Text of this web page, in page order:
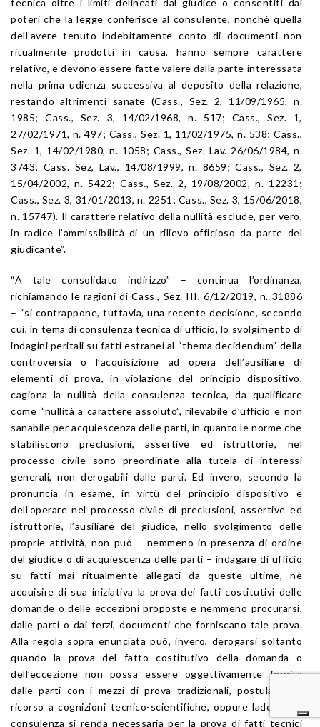
poteri che la legge conferisce al consulente, nonchè quella
dell’avere tenuto indebitamente conto di documenti non
ritualmente prodotti in causa, hanno sempre carattere
relativo, e devono essere fatte valere dalla parte interessata
nella prima udienza successiva al deposito della relazione,
restando altrimenti sanate (Cass., Sez. 2, 11/09/1965, n.
1985; Cass., Sez. 3, 14/02/1968, n. 517; Cass., Sez. 1,
27/02/1971, n. 497; Cass., Sez. 1, 11/02/1975, n. 538; Cass.,
Sez. 1, 14/02/1980, n. 1058; Cass., Sez. Lav. 26/06/1984, n.
3743; Cass. Sez, Lav., 14/08/1999, n. 8659; Cass., Sez. 2,
15/04/2002, n. 5422; Cass., Sez. 2, 19/08/2002, n. 12231;
Cass., Sez. 3, 31/01/2013, n. 2251; Cass., Sez. 3, 15/06/2018,
n. 15747). Il carattere relativo della nullità esclude, per vero,
in radice l’ammissibilità di un rilievo officioso da parte del
giudicante”.
“A tale consolidato indirizzo” – continua l’ordinanza,
richiamando le ragioni di Cass., Sez. III, 6/12/2019, n. 31886
– “si contrappone, tuttavia, una recente decisione, secondo
cui, in tema di consulenza tecnica di ufficio, lo svolgimento di
indagini peritali su fatti estranei al “thema decidendum” della
controversia o l’acquisizione ad opera dell’ausiliare di
elementi di prova, in violazione del principio dispositivo,
cagiona la nullità della consulenza tecnica, da qualificare
come “nullità a carattere assoluto”, rilevabile d’ufficio e non
sanabile per acquiescenza delle parti, in quanto le norme che
stabiliscono preclusioni, assertive ed istruttorie, nel
processo civile sono preordinate alla tutela di interessi
generali, non derogabili dalle parti. Ed invero, secondo la
pronuncia in esame, in virtù del principio dispositivo e
dell’operare nel processo civile di preclusioni, assertive ed
istruttorie, l’ausiliare del giudice, nello svolgimento delle
proprie attività, non può – nemmeno in presenza di ordine
del giudice o di acquiescenza delle parti – indagare di ufficio
su fatti mai ritualmente allegati da queste ultime, nè
acquisire di sua iniziativa la prova dei fatti costitutivi delle
domande o delle eccezioni proposte e nemmeno procurarsi,
dalle parti o dai terzi, documenti che forniscano tale prova.
Alla regola sopra enunciata può, invero, derogarsi soltanto
quando la prova del fatto costitutivo della domanda o
dell’eccezione non possa essere oggettivamente fornita
dalle parti con i mezzi di prova tradizionali, postulando il
ricorso a cognizioni tecnico-scientifiche, oppure laddove la
consulenza si renda necessaria per la prova di fatti tecnici